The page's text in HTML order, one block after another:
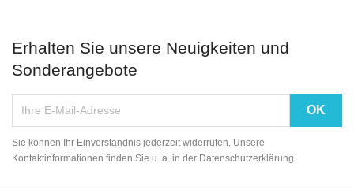
Erhalten Sie unsere Neuigkeiten und
Sonderangebote
Sie können Ihr Einverständnis jederzeit widerrufen. Unsere
Kontaktinformationen finden Sie u. a. in der Datenschutzerklärung.